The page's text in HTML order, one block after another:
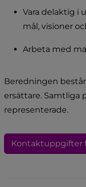
Vara delaktig i
mål, visioner
Arbeta med
Beredningen
ersättare. Samtliga
representerade.
Kontaktuppgifter